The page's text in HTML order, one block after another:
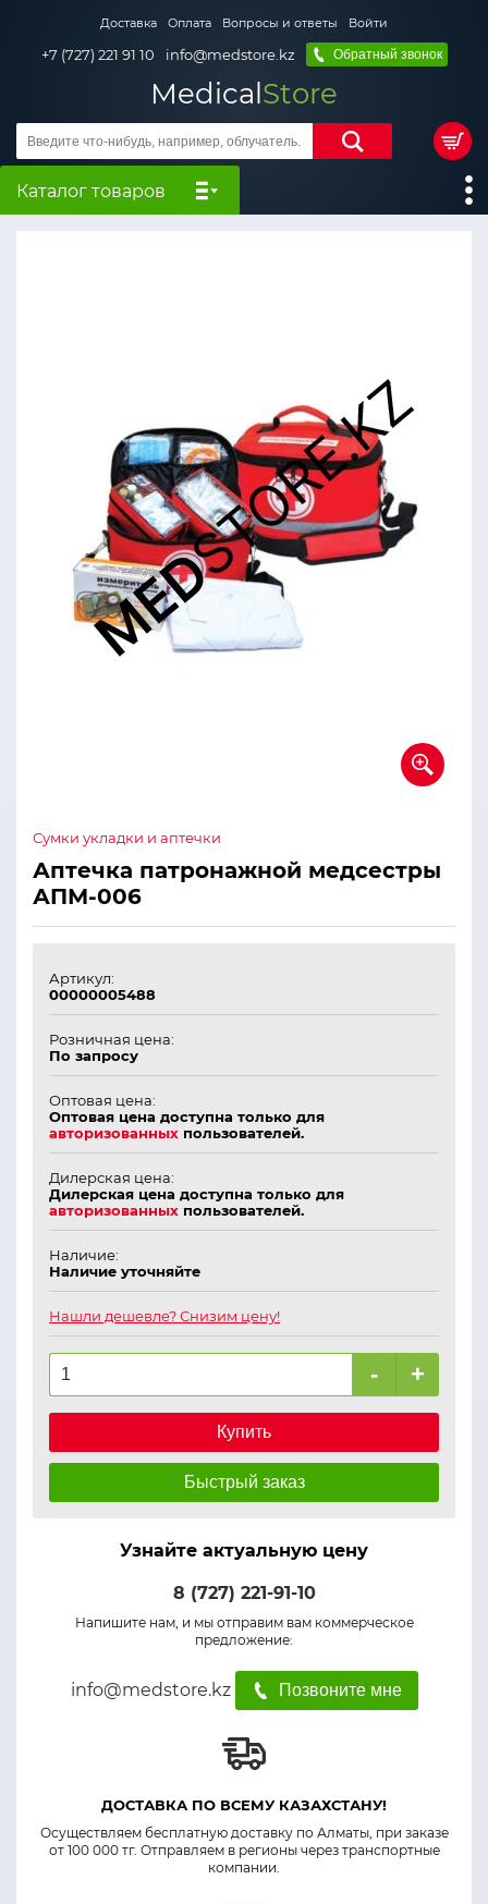
Доставка Оплата Вопросы и ответы Войти
+7 (727) 221 91 10 info@medstore.kz Обратный звонок
MedicalStore
Каталог товаров
Сумки укладки и аптечки
Аптечка патронажной медсестры
АПМ-006
Артикул:
00000005488
Розничная цена:
По запросу
Оптовая цена:
Оптовая цена доступна только для
авторизованных пользователей.
Дилерская цена:
Дилерская цена доступна только для
авторизованных пользователей.
Наличие:
Наличие уточняйте
Нашли дешевле? Снизим цену!
- +
Купить
Быстрый заказ
Узнайте актуальную цену
8 (727) 221-91-10
Напишите нам, и мы отправим вам коммерческое
предложение:
info@medstore.kz Позвоните мне
ДОСТАВКА ПО ВСЕМУ КАЗАХСТАНУ!
Осуществляем бесплатную доставку по Алматы, при заказе
от 100 000 тг. Отправляем в регионы через транспортные
компании.